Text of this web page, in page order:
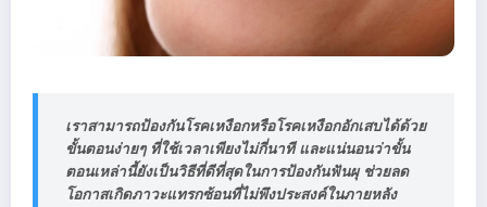
เราสามารถป้องกันโรคเหงือกหรือโรคเหงือกอักเสบได้ด้วย
ขั้นตอนง่ายๆ ที่ใช้เวลาเพียงไม่กี่นาที และแน่นอนว่าขั้น
ตอนเหล่านี้ยังเป็นวิธีที่ดีที่สุดในการป้องกันฟันผุ ช่วยลด
โอกาสเกิดภาวะแทรกซ้อนที่ไม่พึงประสงค์ในภายหลัง